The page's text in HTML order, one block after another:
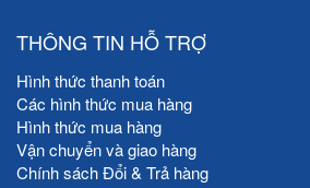
THÔNG TIN HỖ TRỢ
Hình thức thanh toán
Các hình thức mua hàng
Hình thức mua hàng
Vận chuyển và giao hàng
Chính sách Đổi & Trả hàng